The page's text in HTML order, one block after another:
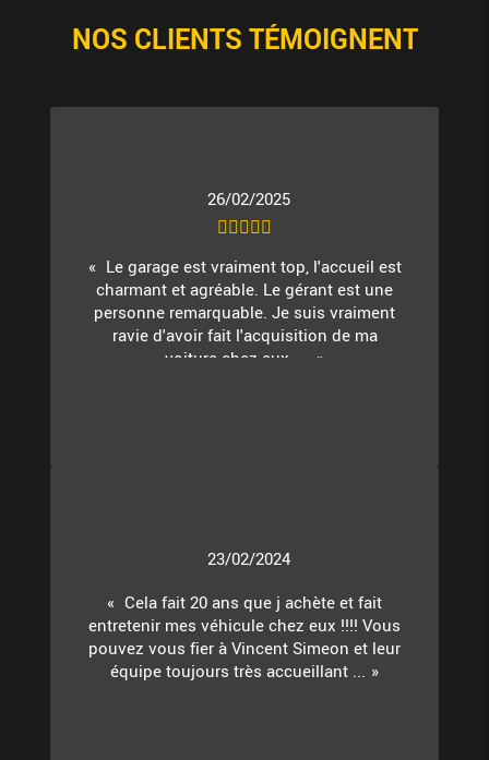
NOS CLIENTS TÉMOIGNENT
26/02/2025
Le garage est vraiment top, l'accueil est
charmant et agréable. Le gérant est une
personne remarquable. Je suis vraiment
ravie d'avoir fait l'acquisition de ma
voiture chez eux. ...
23/02/2024
Cela fait 20 ans que j achète et fait
entretenir mes véhicule chez eux !!!! Vous
pouvez vous fier à Vincent Simeon et leur
équipe toujours très accueillant ...